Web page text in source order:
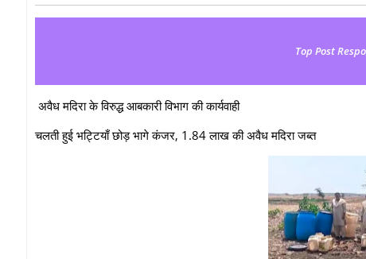
Top Post
अवैध मदिरा के विरुद्ध आबकारी विभाग की कार्यवाही
चलती हुई भट्टियाँ छोड़ भागे कंजर, 1.84 लाख की अवैध मदिरा जब्त